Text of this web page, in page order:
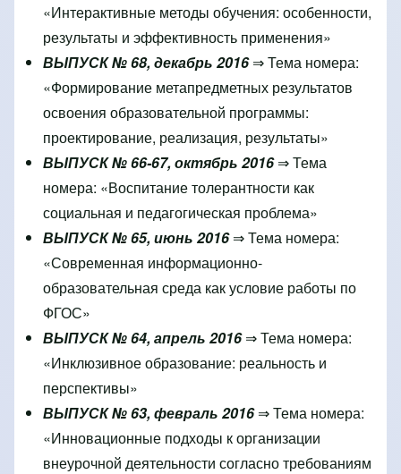
«Интерактивные методы обучения: особенности,
результаты и эффективность применения»
ВЫПУСК № 68, декабрь 2016⇒ Тема номера:
«Формирование метапредметных результатов
освоения образовательной программы:
проектирование, реализация, результаты»
ВЫПУСК № 66-67, октябрь 2016⇒ Тема
номера: «Воспитание толерантности как
социальная и педагогическая проблема»
ВЫПУСК № 65, июнь 2016⇒ Тема номера:
«Современная информационно-
образовательная среда как условие работы по
ФГОС»
ВЫПУСК № 64, апрель 2016 ⇒ Тема номера:
«Инклюзивное образование: реальность и
перспективы»
ВЫПУСК № 63, февраль 2016⇒ Тема номера:
«Инновационные подходы к организации
внеурочной деятельности согласно требованиям